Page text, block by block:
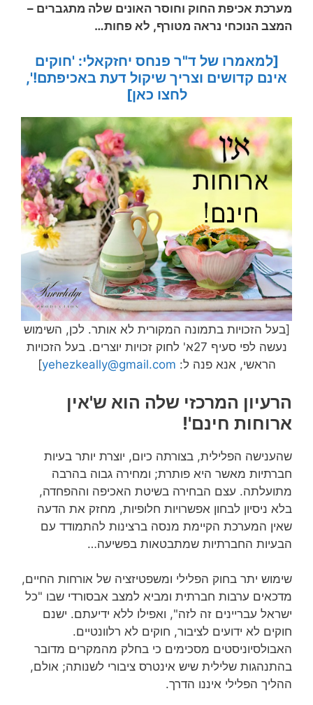
מערכת אכיפת החוק וחוסר האונים שלה מתגברים –
המצב הנוכחי נראה מטורף, לא פחות…
[למאמרו של ד"ר פנחס יחזקאלי: 'חוקים
אינם קדושים וצריך שיקול דעת באכיפתם!',
לחצו כאן]
[בעל הזכויות בתמונה המקורית לא אותר. לכן, השימוש
נעשה לפי סעיף 27א' לחוק זכויות יוצרים. בעל הזכויות
הראשי, אנא פנה ל: yehezkeally@gmail.com
]
הרעיון המרכזי שלה הוא ש'אין
ארוחות חינם'!
שהענישה הפלילית, בצורתה כיום, יוצרת יותר בעיות
חברתיות מאשר היא פותרת; ומחירה גבוה בהרבה
מתועלתה. עצם הבחירה בשיטת האכיפה וההפחדה,
בלא ניסיון לבחון אפשרויות חלופיות, מחזק את הדעה
שאין המערכת הקיימת מנסה ברצינות להתמודד עם
הבעיות החברתיות שמתבטאות בפשיעה…
שימוש יתר בחוק הפלילי ומשפטיזציה של אורחות החיים,
מדכאים ערבות חברתית ומביא למצב אבסורדי שבו "כל
ישראל עבריינים זה לזה", ואפילו ללא ידיעתם. ישנם
חוקים לא ידועים לציבור, חוקים לא רלוונטיים.
האבולסיוניסטים מסכימים כי בחלק מהמקרים מדובר
בהתנהגות שלילית שיש אינטרס ציבורי לשנותה; אולם,
ההליך הפלילי איננו הדרך.